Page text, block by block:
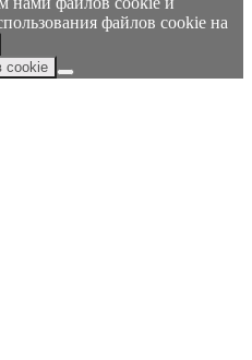
файлов cookie на
cookie